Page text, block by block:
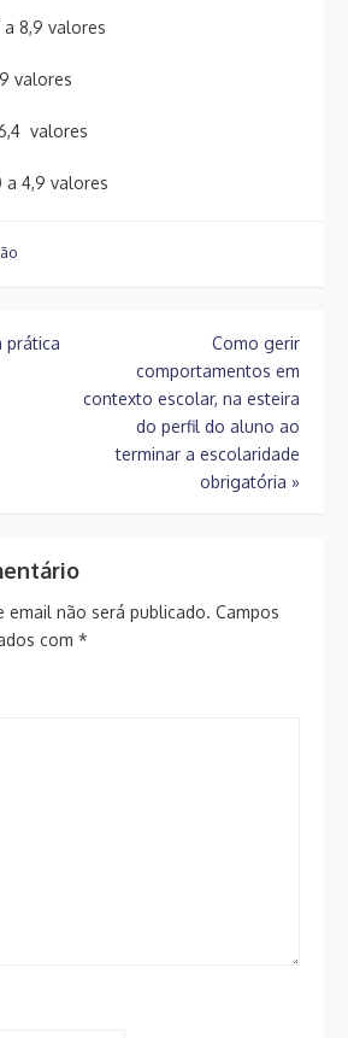
8,9 valores
valores
valores
a 4,9 valores
prática
Como gerir
comportamentos em
contexto escolar, na esteira
do perfil do aluno ao
terminar a escolaridade
obrigatória »
email não será publicado. Campos
com *